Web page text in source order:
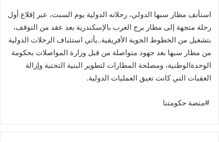
‬العقبات‭ ‬التي‭ ‬كانت‭ ‬تعيق‭ ‬العمليات‭ ‬الدولية‭.‬
‭# ‬منصة‭ ‬حكومتنا